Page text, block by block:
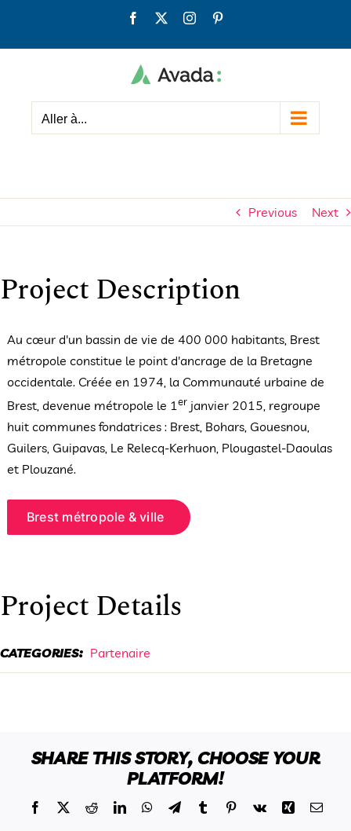
contenu
Facebook Instagram
Aller à...
Previous Next
Project Description
Au cœur d'un bassin de vie de 400 000 habitants, Brest
métropole constitue le point d'ancrage de la Bretagne
occidentale. Créée en 1974, la Communauté urbaine de
Brest, devenue métropole le 1erjanvier 2015, regroupe
huit communes fondatrices : Brest, Bohars, Gouesnou,
Guilers, Guipavas, Le Relecq-Kerhuon, Plougastel-Daoulas
et Plouzané.
Brest métropole & ville
Project Details
CATEGORIES: Partenaire
SHARE THIS STORY, CHOOSE YOUR
PLATFORM!
Facebook
X RedditLinkedInWhatsApp
TelegramTumblrPinterest
Vk Xing Email